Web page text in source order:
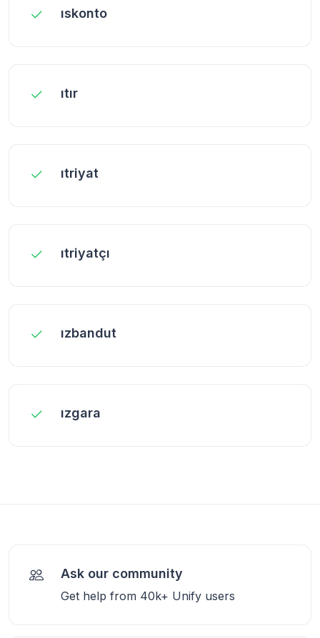
ıskonto
ıtır
ıtriyat
ıtriyatçı
ızbandut
ızgara
Ask our community
Get help from 40k+ Unify users